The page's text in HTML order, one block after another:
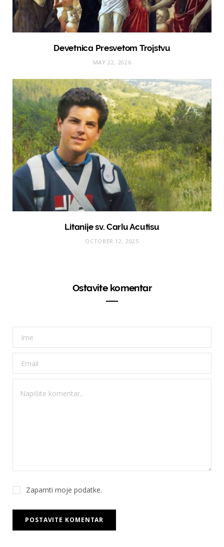
Devetnica Presvetom Trojstvu
MAY 22, 2026
Litanije sv. Carlu Acutisu
OCTOBER 12, 2025
Ostavite komentar
Zapamti moje podatke.